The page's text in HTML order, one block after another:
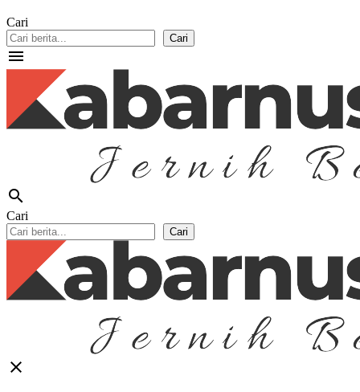
Cari
Cari
menu
search
Cari
Cari
close